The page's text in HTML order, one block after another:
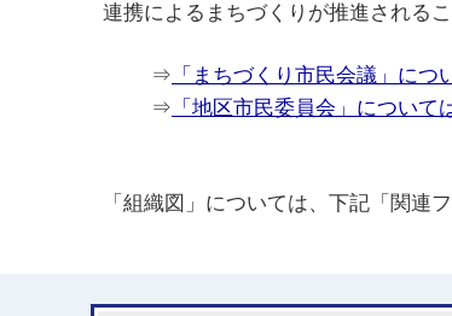
連携によるまちづくりが推進されるこ
⇒ 「まちづくり市民会議」につ
⇒ 「地区市民委員会」について
「組織図」については、下記「関連